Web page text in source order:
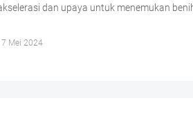
dan upaya untuk menemukan
Mei 2024